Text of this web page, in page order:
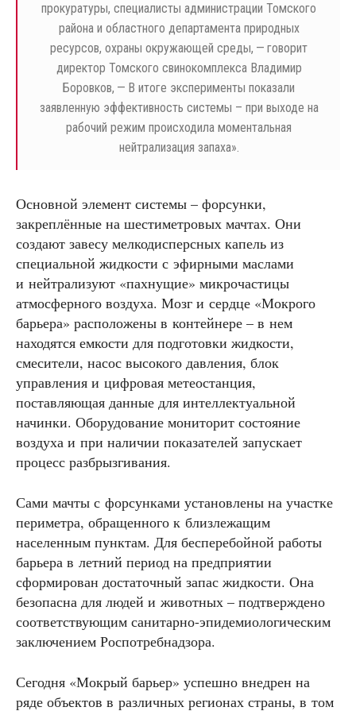
прокуратуры, специалисты администрации Томского
района и областного департамента природных
ресурсов, охраны окружающей среды, — говорит
директор Томского свинокомплекса Владимир
Боровков, — В итоге эксперименты показали
заявленную эффективность системы – при выходе на
рабочий режим происходила моментальная
нейтрализация запаха».
Основной элемент системы – форсунки,
закреплённые на шестиметровых мачтах. Они
создают завесу мелкодисперсных капель из
специальной жидкости с эфирными маслами
и нейтрализуют «пахнущие» микрочастицы
атмосферного воздуха. Мозг и сердце «Мокрого
барьера» расположены в контейнере – в нем
находятся емкости для подготовки жидкости,
смесители, насос высокого давления, блок
управления и цифровая метеостанция,
поставляющая данные для интеллектуальной
начинки. Оборудование мониторит состояние
воздуха и при наличии показателей запускает
процесс разбрызгивания.
Сами мачты с форсунками установлены на участке
периметра, обращенного к близлежащим
населенным пунктам. Для бесперебойной работы
барьера в летний период на предприятии
сформирован достаточный запас жидкости. Она
безопасна для людей и животных – подтверждено
соответствующим санитарно-эпидемиологическим
заключением Роспотребнадзора.
Сегодня «Мокрый барьер» успешно внедрен на
ряде объектов в различных регионах страны, в том